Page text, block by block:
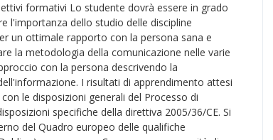
formativi Lo studente dovrà essere in grado
l'importanza dello studio delle discipline
un ottimale rapporto con la persona sana e
la metodologia della comunicazione nelle varie
con la persona descrivendo la
I risultati di apprendimento attesi
le disposizioni generali del Processo di
specifiche della direttiva 2005/36/CE. Si
del Quadro europeo delle qualifiche